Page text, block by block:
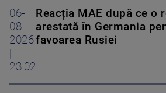
06-
08-
2026
|
23:02
Reacția MAE după ce o
arestată în Germania
favoarea Rusiei